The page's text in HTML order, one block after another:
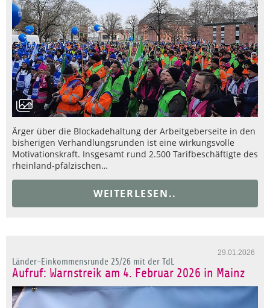
Ärger über die Blockadehaltung der Arbeitgeberseite in den
bisherigen Verhandlungsrunden ist eine wirkungsvolle
Motivationskraft. Insgesamt rund 2.500 Tarifbeschäftigte des
rheinland-pfälzischen…
WEITERLESEN..
29.01.2026
Länder-Einkommensrunde 25/26 mit der TdL
Aufruf: Warnstreik am 4. Februar 2026 in Mainz